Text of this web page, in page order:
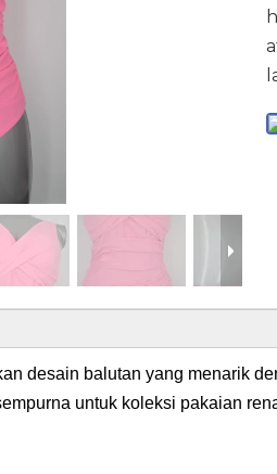
desain balutan yang menarik
untuk koleksi pakaian